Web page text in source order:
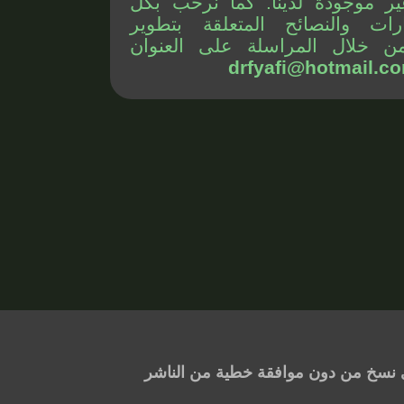
والنصائح المتعلقة بتطوير
خلال المراسلة على العنوان
نسخ من دون موافقة خطية من الناشر